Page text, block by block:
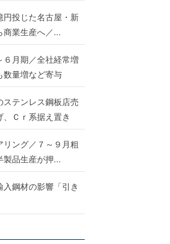
円投じた名古屋・新
商業生産へ／...
月期／全社経常増
数量増など寄与
ステンレス鋼板店売
Ｃｒ系据え置き
ング／７～９月粗
製品生産が押...
鋼材の影響「引き